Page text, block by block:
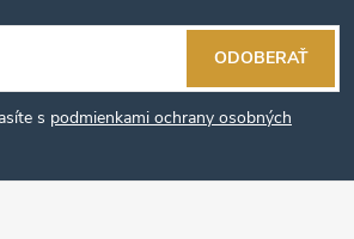
s podmienkami ochrany osobných
ODOBERAŤ